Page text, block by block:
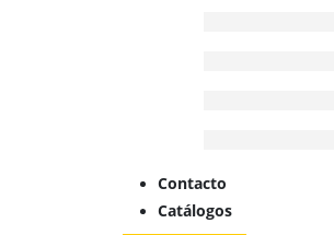
Contacto
Catálogos